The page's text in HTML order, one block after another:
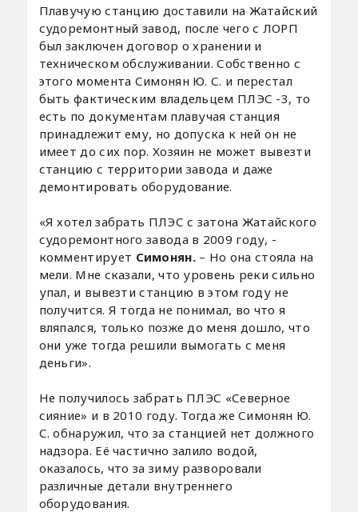
Плавучую станцию доставили на Жатайский
судоремонтный завод, после чего с ЛОРП
был заключен договор о хранении и
техническом обслуживании. Собственно с
этого момента Симонян Ю. С. и перестал
быть фактическим владельцем ПЛЭС -3, то
есть по документам плавучая станция
принадлежит ему, но допуска к ней он не
имеет до сих пор. Хозяин не может вывезти
станцию с территории завода и даже
демонтировать оборудование.
«Я хотел забрать ПЛЭС с затона Жатайского
судоремонтного завода в 2009 году, -
комментирует Симонян. – Но она стояла на
мели. Мне сказали, что уровень реки сильно
упал, и вывезти станцию в этом году не
получится. Я тогда не понимал, во что я
вляпался, только позже до меня дошло, что
они уже тогда решили вымогать с меня
деньги».
Не получилось забрать ПЛЭС «Северное
сияние» и в 2010 году. Тогда же Симонян Ю.
С. обнаружил, что за станцией нет должного
надзора. Её частично залило водой,
оказалось, что за зиму разворовали
различные детали внутреннего
оборудования.